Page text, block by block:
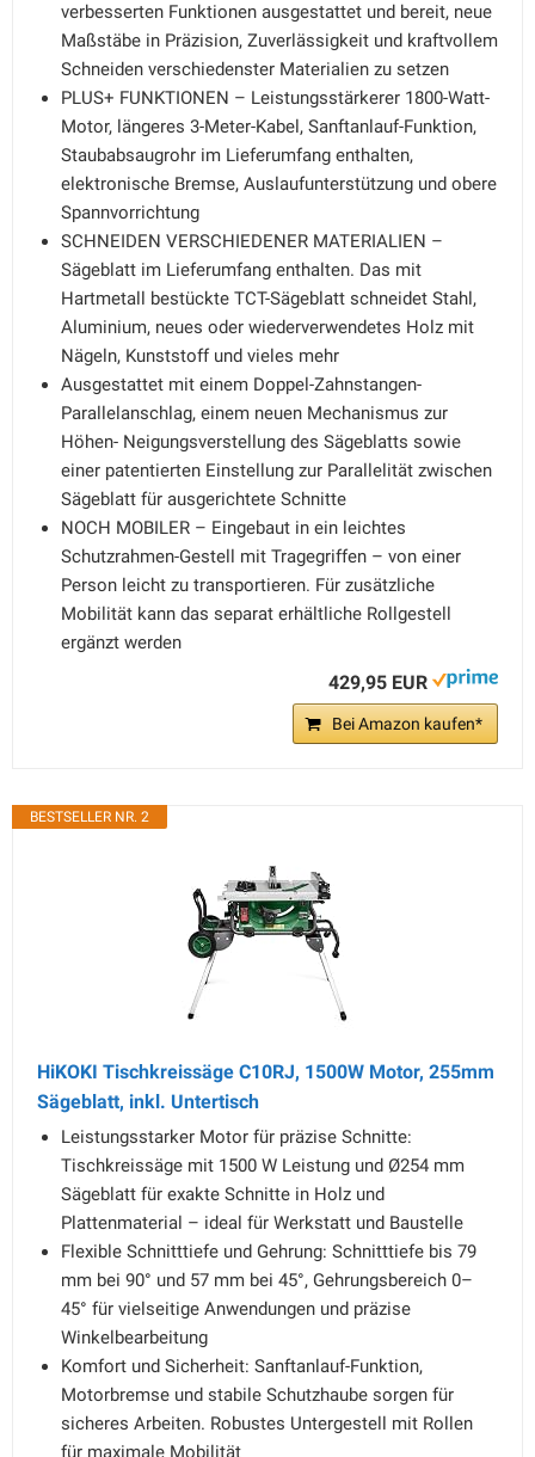
verbesserten Funktionen ausgestattet und bereit, neue
Maßstäbe in Präzision, Zuverlässigkeit und kraftvollem
Schneiden verschiedenster Materialien zu setzen
PLUS+ FUNKTIONEN – Leistungsstärkerer 1800-Watt-
Motor, längeres 3-Meter-Kabel, Sanftanlauf-Funktion,
Staubabsaugrohr im Lieferumfang enthalten,
elektronische Bremse, Auslaufunterstützung und obere
Spannvorrichtung
SCHNEIDEN VERSCHIEDENER MATERIALIEN –
Sägeblatt im Lieferumfang enthalten. Das mit
Hartmetall bestückte TCT-Sägeblatt schneidet Stahl,
Aluminium, neues oder wiederverwendetes Holz mit
Nägeln, Kunststoff und vieles mehr
Ausgestattet mit einem Doppel-Zahnstangen-
Parallelanschlag, einem neuen Mechanismus zur
Höhen- Neigungsverstellung des Sägeblatts sowie
einer patentierten Einstellung zur Parallelität zwischen
Sägeblatt für ausgerichtete Schnitte
NOCH MOBILER – Eingebaut in ein leichtes
Schutzrahmen-Gestell mit Tragegriffen – von einer
Person leicht zu transportieren. Für zusätzliche
Mobilität kann das separat erhältliche Rollgestell
ergänzt werden
429,95 EUR
Bei Amazon kaufen*
BESTSELLER NR. 2
HiKOKI Tischkreissäge C10RJ, 1500W Motor, 255mm
Sägeblatt, inkl. Untertisch
Leistungsstarker Motor für präzise Schnitte:
Tischkreissäge mit 1500 W Leistung und Ø254 mm
Sägeblatt für exakte Schnitte in Holz und
Plattenmaterial – ideal für Werkstatt und Baustelle
Flexible Schnitttiefe und Gehrung: Schnitttiefe bis 79
mm bei 90° und 57 mm bei 45°, Gehrungsbereich 0–
45° für vielseitige Anwendungen und präzise
Winkelbearbeitung
Komfort und Sicherheit: Sanftanlauf-Funktion,
Motorbremse und stabile Schutzhaube sorgen für
sicheres Arbeiten. Robustes Untergestell mit Rollen
für maximale Mobilität